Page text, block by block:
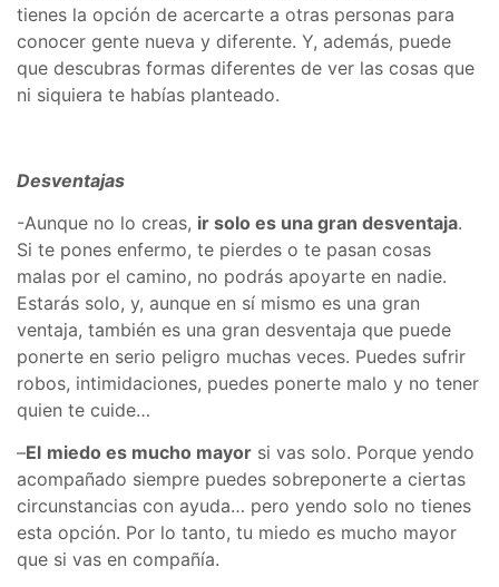
tienes la opción de acercarte a otras personas para
conocer gente nueva y diferente. Y, además, puede
que descubras formas diferentes de ver las cosas que
ni siquiera te habías planteado.
Desventajas
-Aunque no lo creas, ir solo es una gran desventaja.
Si te pones enfermo, te pierdes o te pasan cosas
malas por el camino, no podrás apoyarte en nadie.
Estarás solo, y, aunque en sí mismo es una gran
ventaja, también es una gran desventaja que puede
ponerte en serio peligro muchas veces. Puedes sufrir
robos, intimidaciones, puedes ponerte malo y no tener
quien te cuide…
–El miedo es mucho mayor si vas solo. Porque yendo
acompañado siempre puedes sobreponerte a ciertas
circunstancias con ayuda… pero yendo solo no tienes
esta opción. Por lo tanto, tu miedo es mucho mayor
que si vas en compañía.